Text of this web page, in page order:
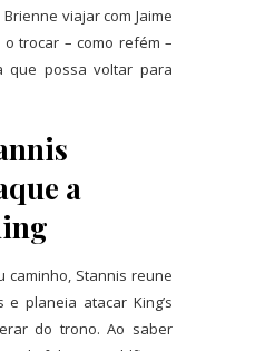
viajar com Jaime
o trocar – como refém –
que possa voltar para
a
caminho, Stannis reune
planeia atacar King’s
do trono. Ao saber